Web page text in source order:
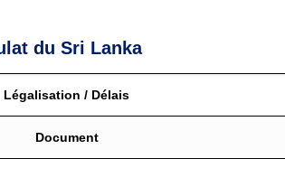
du Sri Lanka
Légalisation / Délais
Document